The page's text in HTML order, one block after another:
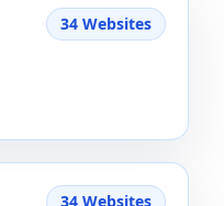
34 Websites
34 Websites